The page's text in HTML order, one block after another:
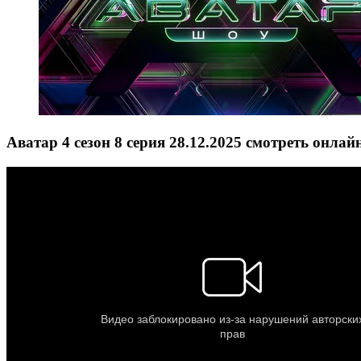
Аватар 4 сезон 8 серия 28.12.2025 смотреть